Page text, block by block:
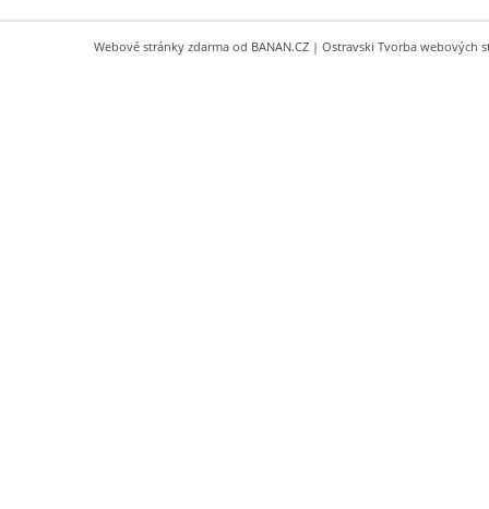
Webové stránky zdarma od BANAN.CZ | Ostravski Tvorba webových